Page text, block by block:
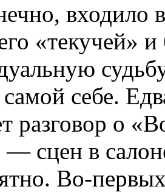
входило
«текучей»
себе.
разговор о
— сцен в
Во-